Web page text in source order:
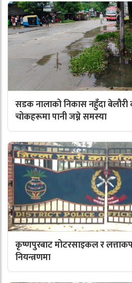
सडक नालाको निकास नहुँदा
चोकहरूमा पानी जम्ने समस्या
कृष्णपुरबाट मोटरसाइकल र
नियन्त्रणमा